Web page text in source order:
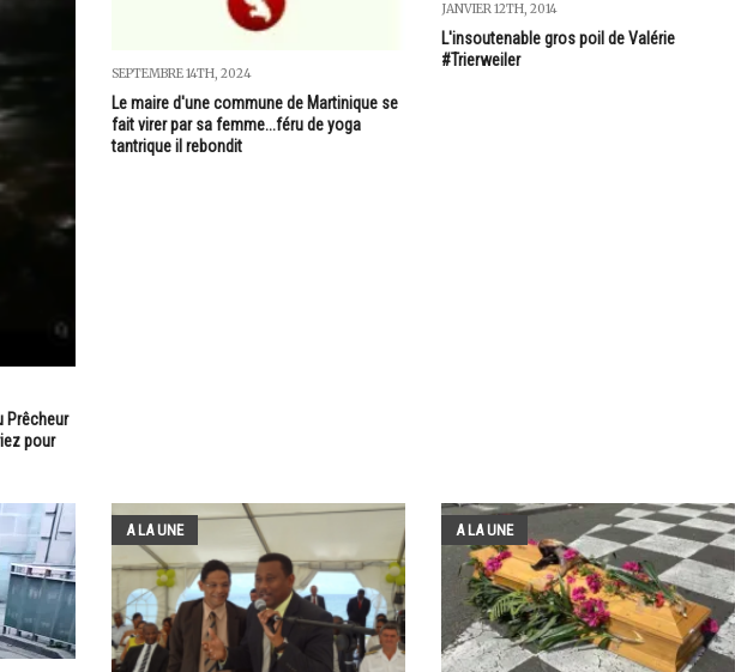
Prêcheur
pour
SEPTEMBRE 14TH, 2024
Le maire d'une commune de Martinique se
fait virer par sa femme...féru de yoga
tantrique il rebondit
JANVIER 12TH, 2014
L'insoutenable gros poil de Valérie
#Trierweiler
A LA UNE A LA UNE